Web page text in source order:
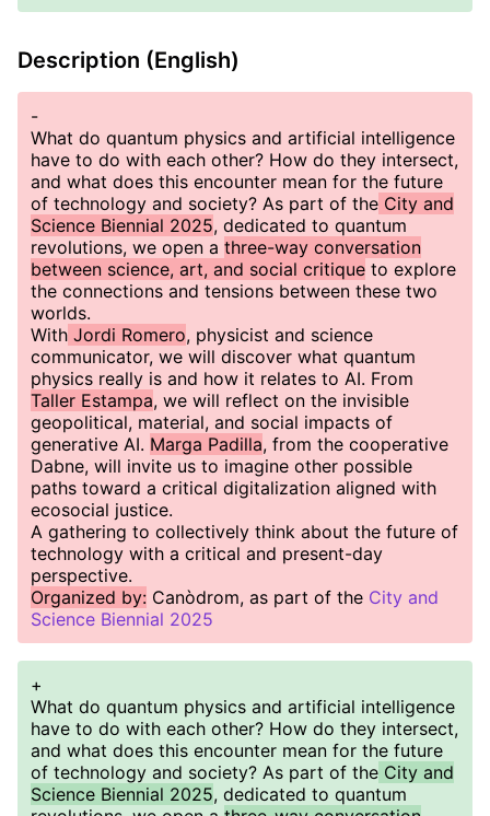
Description (English)
-
What do quantum physics and artificial intelligence
have to do with each other? How do they intersect,
and what does this encounter mean for the future
of technology and society? As part of the City and
Science Biennial 2025, dedicated to quantum
revolutions, we open a three-way conversation
between science, art, and social critique to explore
the connections and tensions between these two
worlds.
With Jordi Romero, physicist and science
communicator, we will discover what quantum
physics really is and how it relates to AI. From
Taller Estampa, we will reflect on the invisible
geopolitical, material, and social impacts of
generative AI. Marga Padilla, from the cooperative
Dabne, will invite us to imagine other possible
paths toward a critical digitalization aligned with
ecosocial justice.
A gathering to collectively think about the future of
technology with a critical and present-day
perspective.
Organized by: Canòdrom, as part of the City and
Science Biennial 2025
+
What do quantum physics and artificial intelligence
have to do with each other? How do they intersect,
and what does this encounter mean for the future
of technology and society? As part of the City and
Science Biennial 2025, dedicated to quantum